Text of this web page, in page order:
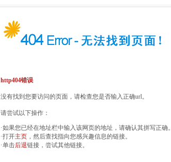
http404错误
没有找到您要访问的页面，请检查您是否输入正确url。
请尝试以下操作：
·如果您已经在地址栏中输入该网页的地址，请确认其拼写正确。
·打开主页 ，然后查找指向您感兴趣信息的链接。
·单击后退链接，尝试其他链接。